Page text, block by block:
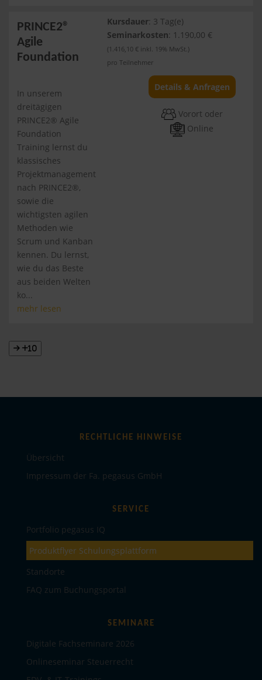
PRINCE2®
Agile
Foundation
In unserem
dreitägigen
PRINCE2® Agile
Foundation
Training lernst du
klassisches
Projektmanagement
nach PRINCE2®,
sowie die
wichtigsten agilen
Methoden wie
Scrum und Kanban
kennen. Du lernst,
wie du das Beste
aus beiden Welten
ko...
mehr lesen
Kursdauer: 3 Tag(e)
Seminarkosten: 1.190,00 €
(1.416,10 € inkl. 19% MwSt.)
pro Teilnehmer
Details & Anfragen
Vorort oder
Online
+10
RECHTLICHE HINWEISE
Übersicht
Impressum der Fa. pegasus GmbH
SERVICE
Portfolio pegasus IQ
Produktflyer Schulungsplattform
Standorte
FAQ zum Buchungsportal
SEMINARE
Digitale Fachseminare 2026
Onlineseminar Steuerrecht